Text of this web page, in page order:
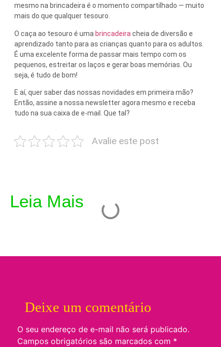
mesmo na brincadeira é o momento compartilhado — muito
mais do que qualquer tesouro.
O caça ao tesouro é uma brincadeira cheia de diversão e
aprendizado tanto para as crianças quanto para os adultos.
É uma excelente forma de passar mais tempo com os
pequenos, estreitar os laços e gerar boas memórias. Ou
seja, é tudo de bom!
E aí, quer saber das nossas novidades em primeira mão?
Então, assine a nossa newsletter agora mesmo e receba
tudo na sua caixa de e-mail. Que tal?
Avalie este post
Leia Mais
Deixe um comentário
O seu endereço de e-mail não será publicado.
Campos obrigatórios são marcados com *